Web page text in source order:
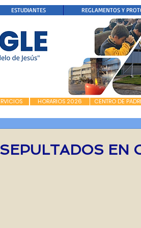
ESTUDIANTES REGLAMENTOS Y
HORARIOS 2026 CENTRO DE
EN